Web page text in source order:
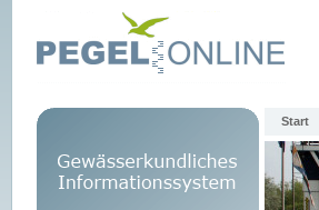
Start